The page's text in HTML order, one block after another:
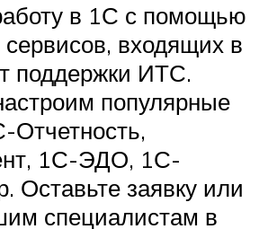
в 1С с помощью
входящих в
поддержки ИТС.
популярные
Отчетность,
1С-ЭДО, 1С-
Оставьте заявку или
специалистам в